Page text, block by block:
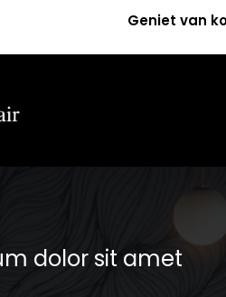
Geniet van
dolor sit amet